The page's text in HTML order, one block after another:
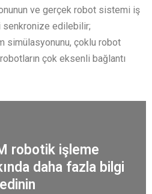
ve gerçek robot sistemi iş
senkronize edilebilir;
simülasyonunu, çoklu robot
çok eksenli bağlantı
robotik işleme
daha fazla bilgi
edinin